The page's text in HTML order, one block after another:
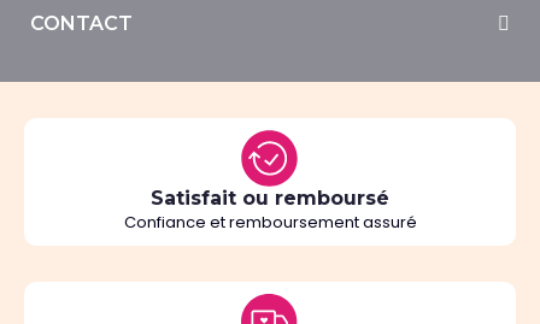
CONTACT
Satisfait ou remboursé
Confiance et remboursement assuré